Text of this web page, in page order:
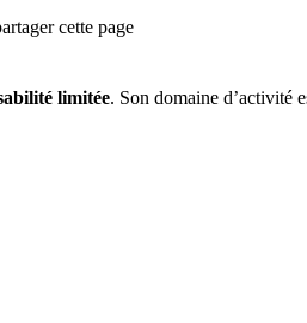
cette page
limitée. Son domaine d’activité